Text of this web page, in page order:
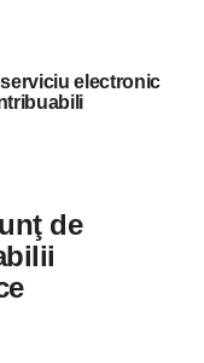
electronic
de